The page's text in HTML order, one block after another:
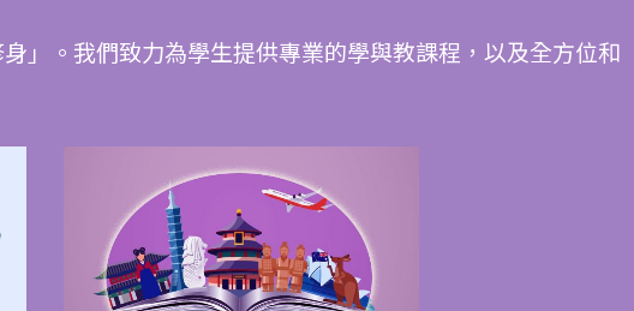
」。我們致力為學生提供專業的學與教課程，以及全方位和
求恩全力拓闊學生視野，遊走全球
不同地方，親身體驗不同國家的文
化、風俗，增廣見聞。